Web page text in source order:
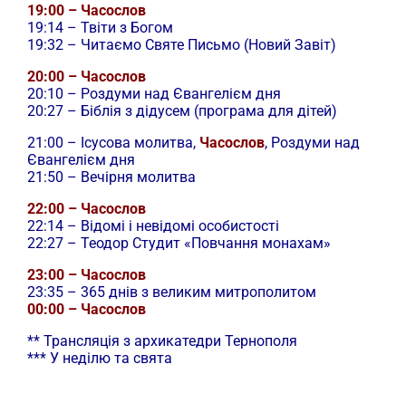
19:00 – Часослов
19:14 – Твіти з Богом
19:32 – Читаємо Святе Письмо (Новий Завіт)
20:00 – Часослов
20:10 – Роздуми над Євангелієм дня
20:27 – Біблія з дідусем (програма для дітей)
21:00 – Ісусова молитва, Часослов, Роздуми над
Євангелієм дня
21:50 – Вечірня молитва
22:00 – Часослов
22:14 – Відомі і невідомі особистості
22:27 – Теодор Студит «Повчання монахам»
23:00 – Часослов
23:35 – 365 днів з великим митрополитом
00:00 – Часослов
** Трансляція з архикатедри Тернополя
*** У неділю та свята